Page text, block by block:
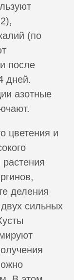
(по
после
дней.
азотные
цветения и
растения
деления
сильных